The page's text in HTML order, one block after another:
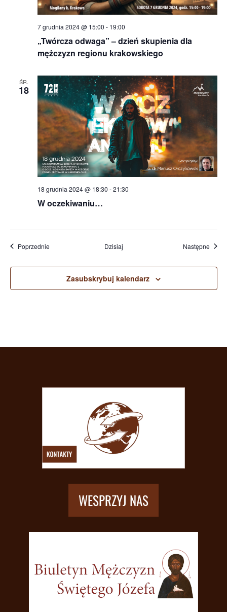
„Twórcza odwaga” – dzień skupienia dla
mężczyzn regionu krakowskiego
7 grudnia 2024 @ 15:00 - 19:00
ŚR.
18
W oczekiwaniu…
18 grudnia 2024 @ 18:30 -21:30
PoprzednieWydarzenia Dzisiaj Następne
Zasubskrybuj kalendarz
WESPRZYJ NAS